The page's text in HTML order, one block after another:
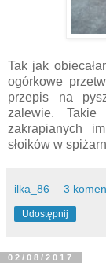
Tak jak
ogórkowe
przepis na
zalewie.
zakrapianych
słoików w
ilka_86 3
Udostępnij
02/08/2017